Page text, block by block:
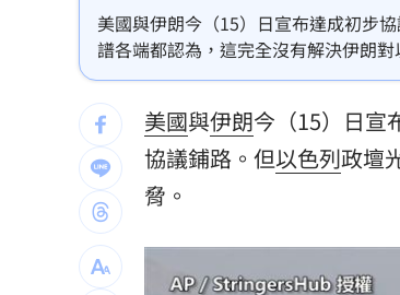
白海豚甩雨彈！週末炸大雨區
台灣彩券開獎直播中
LIVE三立+24小時直播
三立iNEWS新聞台線上直播
美國與伊朗今（15）日宣布達成初步
譜各端都認為，這完全沒有解決伊朗
美國與伊朗今（15）日宣
協議鋪路。但以色列政壇
脅。